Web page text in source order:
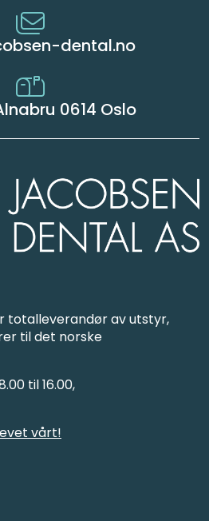
dental.no
0614 Oslo
totalleverandør av utstyr,
til det norske
til 16.00,
vårt!